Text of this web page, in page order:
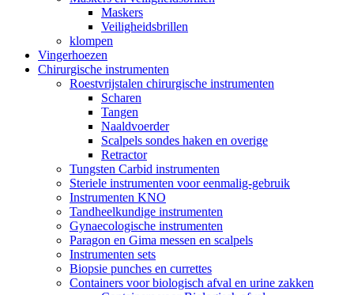
Maskers
Veiligheidsbrillen
klompen
Vingerhoezen
Chirurgische instrumenten
Roestvrijstalen chirurgische instrumenten
Scharen
Tangen
Naaldvoerder
Scalpels sondes haken en overige
Retractor
Tungsten Carbid instrumenten
Steriele instrumenten voor eenmalig-gebruik
Instrumenten KNO
Tandheelkundige instrumenten
Gynaecologische instrumenten
Paragon en Gima messen en scalpels
Instrumenten sets
Biopsie punches en currettes
Containers voor biologisch afval en urine zakken